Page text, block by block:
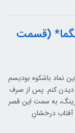
(قسمت
نماد باشکوه بودیسم
دیدن کنم. پس از صرف
به سمت این قصر
آفتاب درخشانِ